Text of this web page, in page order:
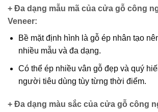
+ Đa dạng mẫu mã của cửa gỗ công
Veneer:
Bề mặt định hình là gỗ ép nhân tạo
nhiều mẫu và đa dạng.
Có thể ép nhiều vân gỗ đẹp và quý
người tiêu dùng tùy từng thời điểm.
+ Đa dạng màu sắc của cửa gỗ công